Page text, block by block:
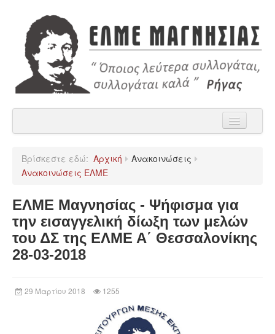
Η ΕΛΜΕ Μαγνησίας
Χρήσιμα
Παρατάξεις
Βρίσκεστε εδώ: Αρχική
Ανακοινώσεις
Ανακοινώσεις ΕΛΜΕ
ΕΛΜΕ Μαγνησίας - Ψήφισμα για
την εισαγγελική δίωξη των μελών
του ΔΣ της ΕΛΜΕ Α΄ Θεσσαλονίκης
28-03-2018
29 Μαρτίου 2018 1255